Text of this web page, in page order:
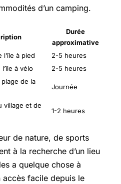
d’un camping.
Durée
approximative
l’île à pied
2-5 heures
à vélo 2-5 heures
de la
Journée
village et de
1-2 heures
de nature, de sports
à la recherche d’un lieu
a quelque chose à
facile depuis le